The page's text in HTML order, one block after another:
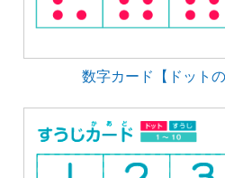
数字カード【ドット